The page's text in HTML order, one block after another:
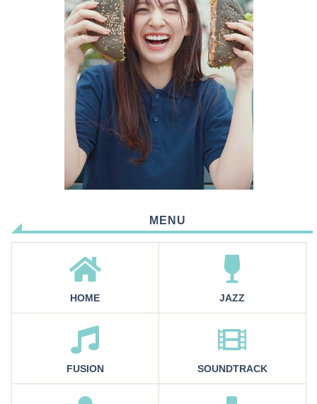
MENU
HOME JAZZ
FUSION SOUNDTRACK